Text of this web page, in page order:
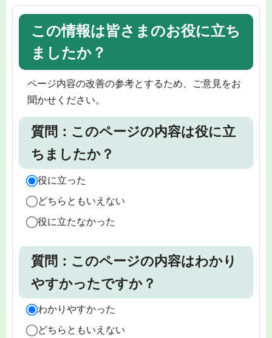
この情報は皆さまのお役に立ち
ましたか？
ページ内容の改善の参考とするため、ご意見をお
聞かせください。
質問：このページの内容は役に立
ちましたか？
役に立った
どちらともいえない
役に立たなかった
質問：このページの内容はわかり
やすかったですか？
わかりやすかった
どちらともいえない